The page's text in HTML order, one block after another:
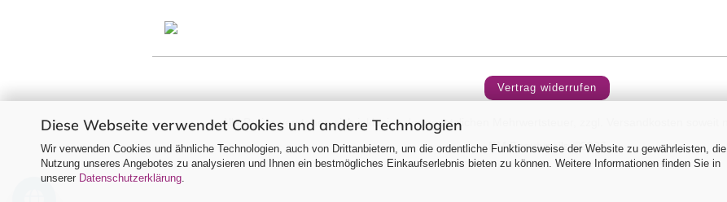
Diese Webseite verwendet Cookies und andere Technologien
Wir verwenden Cookies und ähnliche Technologien, auch von Drittanbietern, um die ordentliche Funktionsweise der Website zu gewährleisten, die
Nutzung unseres Angebotes zu analysieren und Ihnen ein bestmögliches Einkaufserlebnis bieten zu können. Weitere Informationen finden Sie in
unserer Datenschutzerklärung
Vertrag widerrufen
Alle Preise verstehen sich inklusive der gesetzlichen Mehrwertsteuer, zzgl.
RM Beautynails ©2026